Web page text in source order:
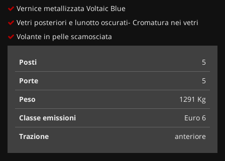
Vernice metallizzata Voltaic Blue
Vetri posteriori e lunotto oscurati- Cromatura nei vetri
Volante in pelle scamosciata
Posti
5
Porte
5
Peso
1291 Kg
Classe emissioni
Euro 6
Trazione
anteriore